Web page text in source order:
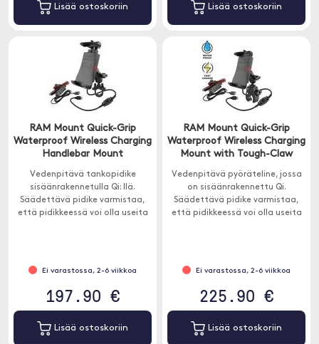
Lisää ostoskoriin Lisää ostoskoriin
RAM Mount Quick-Grip
Waterproof Wireless Charging
Handlebar Mount
Vedenpitävä tankopidike
sisäänrakennetulla Qi: llä.
Säädettävä pidike varmistaa,
että pidikkeessä voi olla useita
Ei varastossa, 2-6 viikkoa
197.90 €
Lisää ostoskoriin
RAM Mount Quick-Grip
Waterproof Wireless Charging
Mount with Tough-Claw
Vedenpitävä pyöräteline, jossa
on sisäänrakennettu Qi.
Säädettävä pidike varmistaa,
että pidikkeessä voi olla useita
Ei varastossa, 2-6 viikkoa
225.90 €
Lisää ostoskoriin